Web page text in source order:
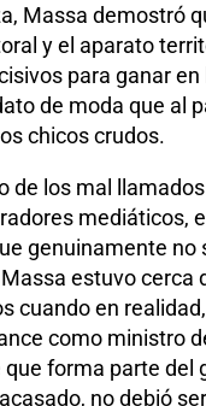
Massa demostró
y el aparato
para ganar en
de moda que al
chicos crudos.
de los mal
mediáticos,
genuinamente no
estuvo cerca
cuando en
como ministro
que forma parte del
no debió